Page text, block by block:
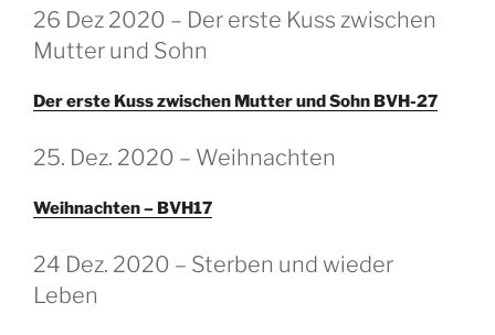
GEPLAATST
OP
26 Dez 2020 – Der erste Kuss zwischen
Mutter und Sohn
Der erste Kuss zwischen Mutter und Sohn BVH-27
GEPLAATST
OP
25. Dez. 2020 – Weihnachten
Weihnachten – BVH17
GEPLAATST
OP
24 Dez. 2020 – Sterben und wieder
Leben